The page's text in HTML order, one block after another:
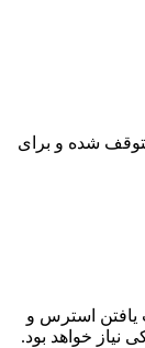
شده و برای
یافتن استرس و
خواهد بود.